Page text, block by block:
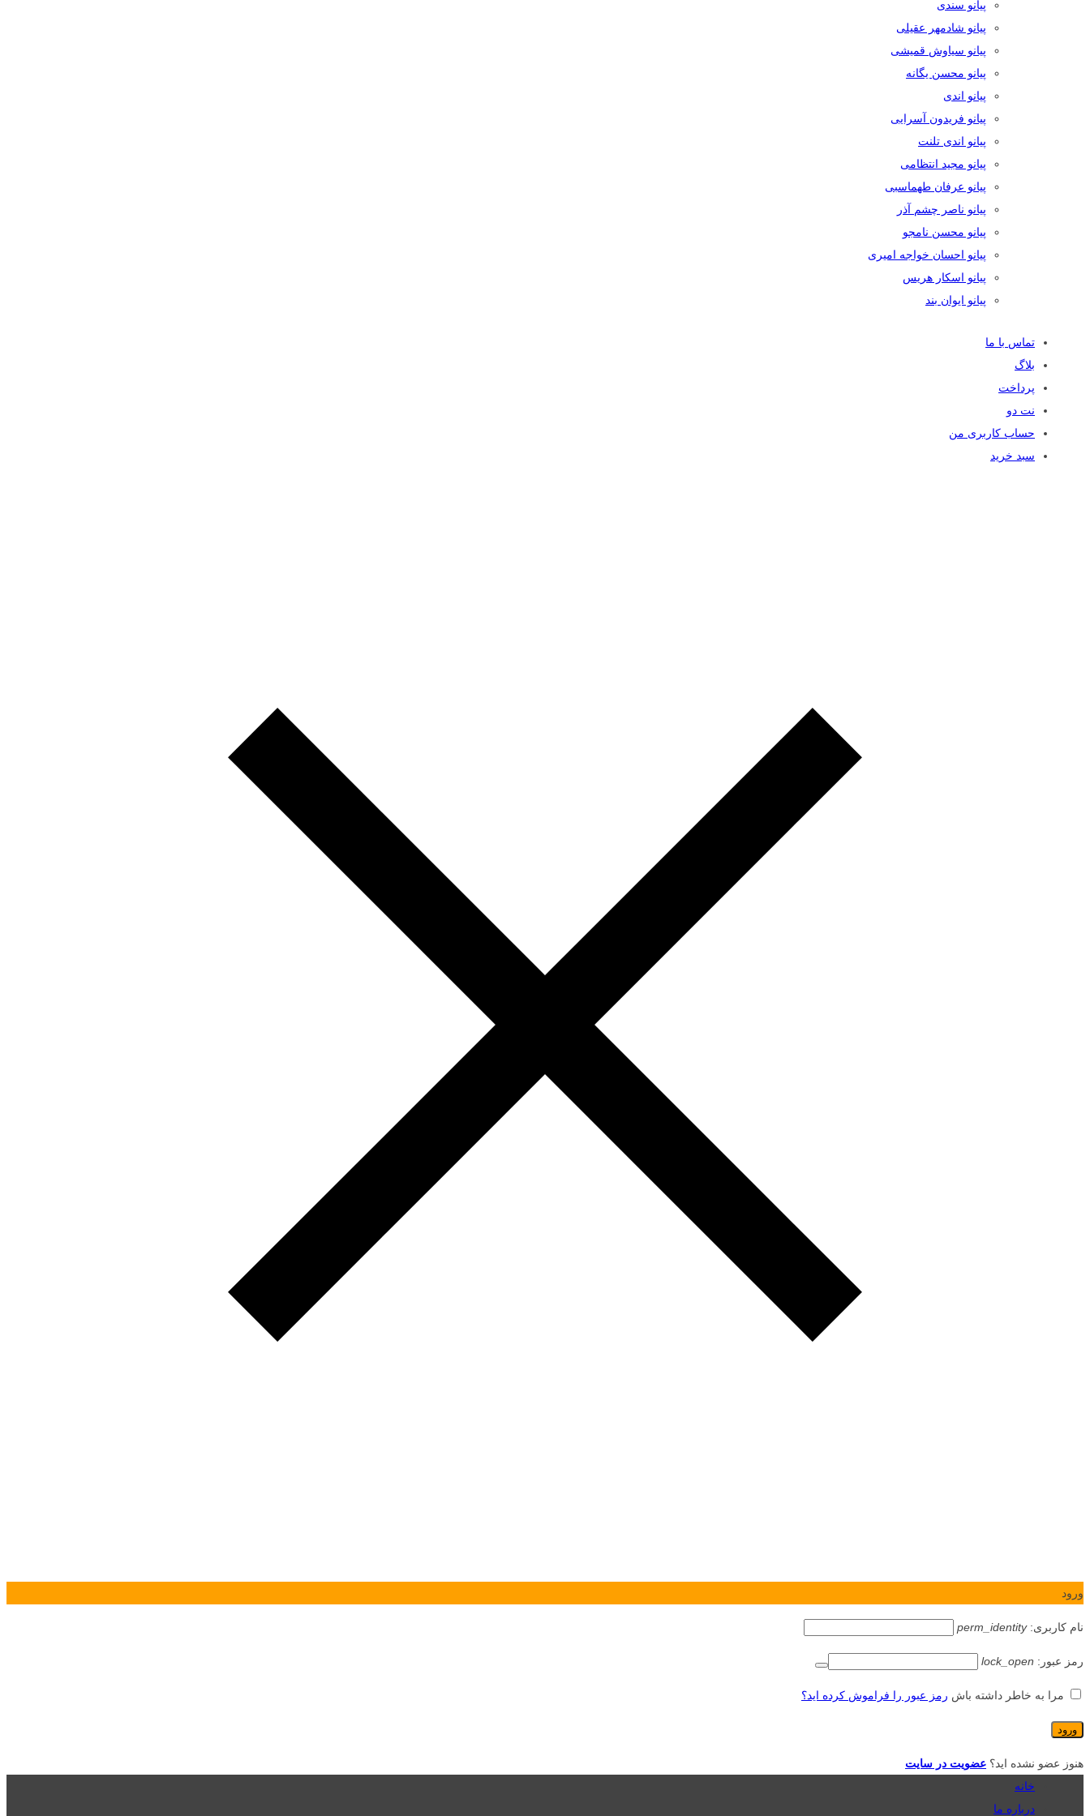
پیانو سندی
پیانو شادمهر عقیلی
پیانو سیاوش قمیشی
پیانو محسن یگانه
پیانو اندی
پیانو فریدون آسرایی
پیانو اندی تلنت
پیانو مجید انتظامی
پیانو عرفان طهماسبی
پیانو ناصر چشم آذر
پیانو محسن نامجو
پیانو احسان خواجه امیری
پیانو اسکار هریس
پیانو ایوان بند
تماس با ما
بلاگ
پرداخت
نت دو
حساب کاربری من
سبد خرید
ورود
نام کاربری:perm_identity
رمز عبور: lock_open
مرا به خاطر داشته باش رمز عبور را فراموش کرده اید؟
هنوز عضو نشده اید؟ عضویت در سایت
خانه
درباره ما